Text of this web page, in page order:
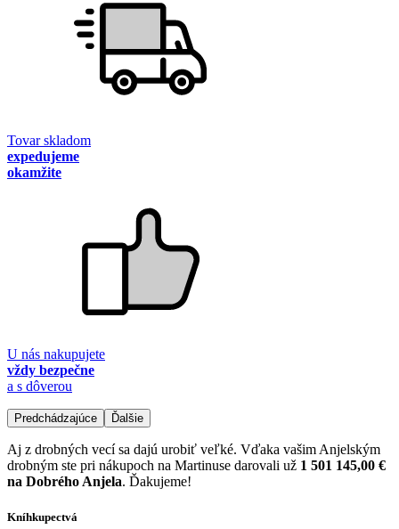
Tovar skladom
expedujeme
okamžite
U nás nakupujete
vždy bezpečne
a s dôverou
Predchádzajúce Ďalšie
Aj z drobných vecí sa dajú urobiť veľké. Vďaka vašim Anjelským
drobným ste pri nákupoch na Martinuse darovali už 1 501 145,00 €
na Dobrého Anjela. Ďakujeme!
Kníhkupectvá